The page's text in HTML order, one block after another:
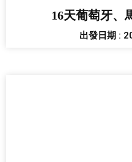
16天葡萄牙、
出發日期 :